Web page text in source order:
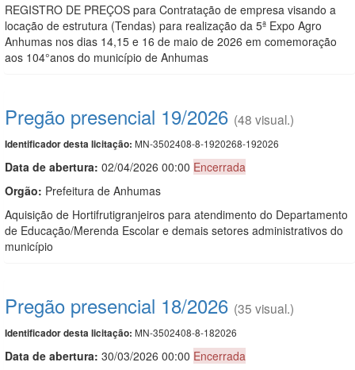
REGISTRO DE PREÇOS para Contratação de empresa visando a
locação de estrutura (Tendas) para realização da 5ª Expo Agro
Anhumas nos dias 14,15 e 16 de maio de 2026 em comemoração
aos 104°anos do município de Anhumas
Pregão presencial 19/2026 (48 visual.)
Identificador desta licitação: MN-3502408-8-1920268-192026
Data de abertura: 02/04/2026 00:00 Encerrada
Orgão: Prefeitura de Anhumas
Aquisição de Hortifrutigranjeiros para atendimento do Departamento
de Educação/Merenda Escolar e demais setores administrativos do
município
Pregão presencial 18/2026 (35 visual.)
Identificador desta licitação: MN-3502408-8-182026
Data de abertura: 30/03/2026 00:00 Encerrada